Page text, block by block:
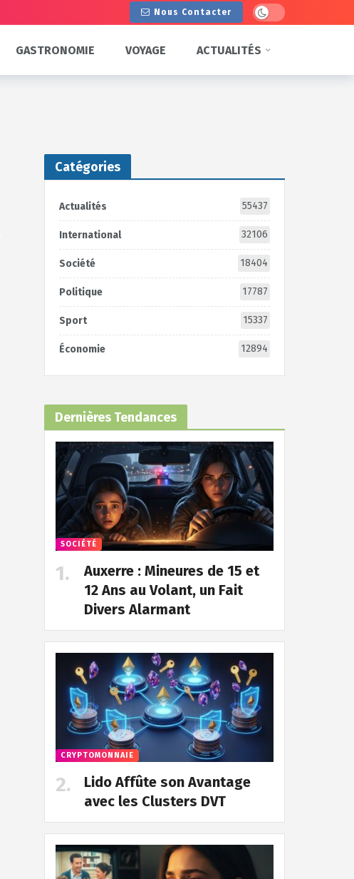
Nous Contacter Dark mode
GASTRONOMIE VOYAGE ACTUALITÉS
Catégories
Actualités 55437
International 32106
Société 18404
Politique 17787
Sport 15337
Économie 12894
Dernières Tendances
SOCIÉTÉ
Auxerre : Mineures de 15 et
12 Ans au Volant, un Fait
Divers Alarmant
CRYPTOMONNAIE
Lido Affûte son Avantage
avec les Clusters DVT